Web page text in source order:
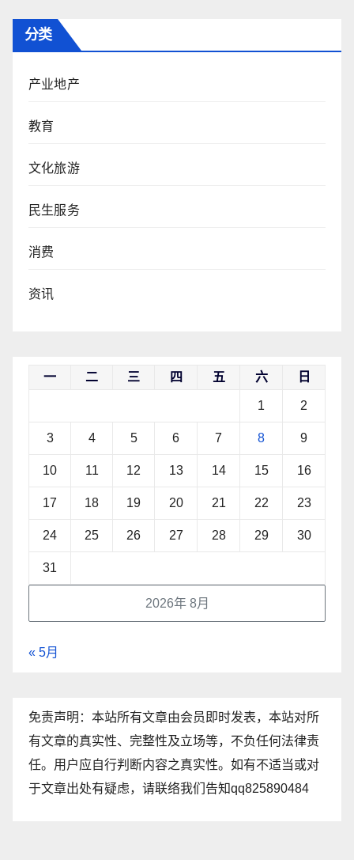
分类
产业地产
教育
文化旅游
民生服务
消费
资讯
2026年 8月
一 二 三 四 五 六 日
1 2
3 4 5 6 7 8 9
10 11 12 13 14 15 16
17 18 19 20 21 22 23
24 25 26 27 28 29 30
31
« 5月
免责声明：本站所有文章由会员即时发表，本站对所
有文章的真实性、完整性及立场等，不负任何法律责
任。用户应自行判断内容之真实性。如有不适当或对
于文章出处有疑虑，请联络我们告知qq825890484